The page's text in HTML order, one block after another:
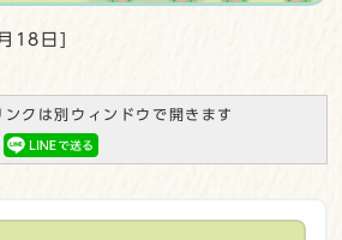
18日]
クは別ウィンドウで開きます